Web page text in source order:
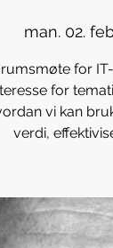
man. 02.
for
for
vi kan
verdi,